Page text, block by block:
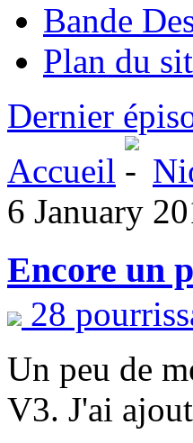
Bande
Plan du
Dernier
Accueil
6 January
Encore un
28
Un peu de
V3. J'ai